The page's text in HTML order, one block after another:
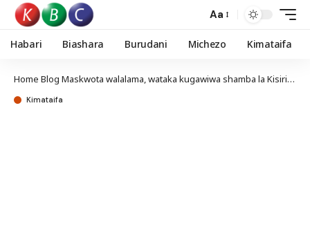
Aa
Habari Biashara Burudani Michezo Kimataifa
Home Blog Maskwota walalama, wataka kugawiwa shamba la Kisiriri, Laikipia
Kimataifa